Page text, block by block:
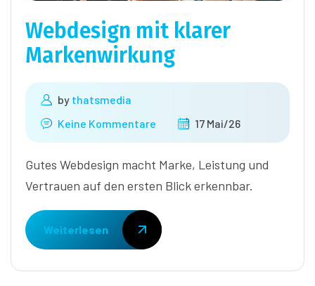
Webdesign mit klarer
Markenwirkung
by thatsmedia
Keine Kommentare
17 Mai/26
Gutes Webdesign macht Marke, Leistung und
Vertrauen auf den ersten Blick erkennbar.
Weiterlesen